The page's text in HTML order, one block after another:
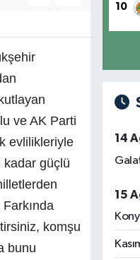
ve AK Parti
evlilikleriyle
kadar güçlü
komşu
bunu
10
14
15